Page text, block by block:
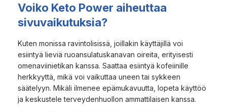
Voiko Keto Power aiheuttaa
sivuvaikutuksia?
Kuten monissa ravintolisissä, joillakin käyttäjillä voi
esiintyä lieviä ruoansulatuskanavan oireita, erityisesti
omenaviinietikan kanssa. Saattaa esiintyä kofeiinille
herkkyyttä, mikä voi vaikuttaa uneen tai sykkeen
säätelyyn. Mikäli ilmenee epämukavuutta, lopeta käyttöö
ja keskustele terveydenhuollon ammattilaisen kanssa.